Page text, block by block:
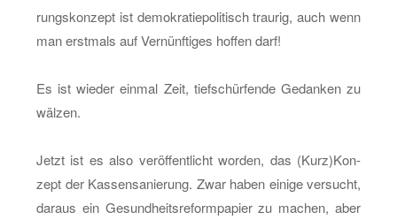
rungs­kon­zept ist de­mo­kra­tie­po­li­tisch trau­rig, auch wenn
man erst­mals auf Ver­nünf­ti­ges hof­fen darf!
Es ist wie­der ein­mal Zeit, tief­schür­fen­de Ge­dan­ken zu
wäl­zen.
Jetzt ist es also ver­öf­fent­licht wor­den, das (Kurz)Kon­
zept der Kas­sen­sa­nie­rung. Zwar haben ei­ni­ge ver­sucht,
dar­aus ein Ge­sund­heits­re­form­pa­pier zu ma­chen, aber